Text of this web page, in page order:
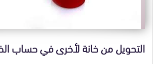
التحويل من خانة لأخرى في حساب